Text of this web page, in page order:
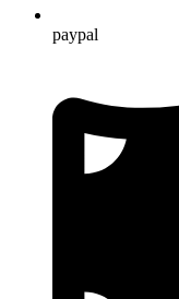
paypal